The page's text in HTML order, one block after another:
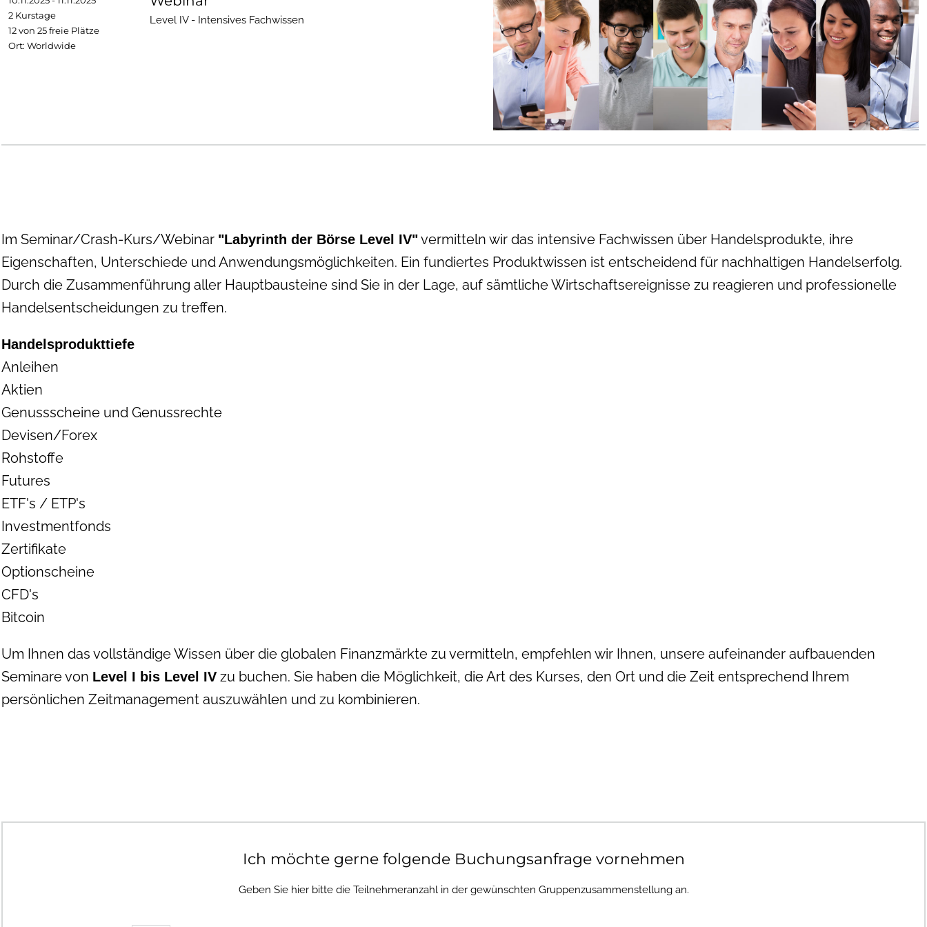
2 Kurstage
12 von 25 freie Plätze
Ort: Worldwide
Level IV - Intensives Fachwissen
Im Seminar/Crash-Kurs/Webinar "Labyrinth der Börse Level IV"vermitteln wir das intensive Fachwissen über Handelsprodukte, ihre
Eigenschaften, Unterschiede und Anwendungsmöglichkeiten. Ein fundiertes Produktwissen ist entscheidend für nachhaltigen Handelserfolg.
Durch die Zusammenführung aller Hauptbausteine sind Sie in der Lage, auf sämtliche Wirtschaftsereignisse zu reagieren und professionelle
Handelsentscheidungen zu treffen.
Handelsprodukttiefe
Anleihen
Aktien
Genussscheine und Genussrechte
Devisen/Forex
Rohstoffe
Futures
ETF's / ETP's
Investmentfonds
Zertifikate
Optionscheine
CFD's
Bitcoin
Um Ihnen das vollständige Wissen über die globalen Finanzmärkte zu vermitteln, empfehlen wir Ihnen, unsere aufeinander aufbauenden
Seminare von Level I bis Level IV zu buchen. Sie haben die Möglichkeit, die Art des Kurses, den Ort und die Zeit entsprechend Ihrem
persönlichen Zeitmanagement auszuwählen und zu kombinieren.
Ich möchte gerne folgende Buchungsanfrage vornehmen
Geben Sie hier bitte die Teilnehmeranzahl in der gewünschten Gruppenzusammenstellung an.